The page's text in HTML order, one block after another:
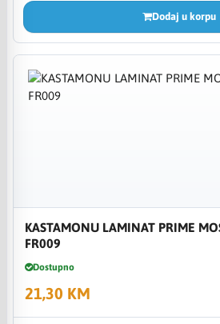
Dodaj u korpu
KASTAMONU LAMINAT PRIME
FR009
Dostupno
21,30 KM